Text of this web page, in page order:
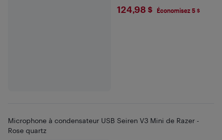
$124.98
124,98 $ Économisez 5 $
Microphone à condensateur USB Seiren V3 Mini de Razer -
Rose quartz